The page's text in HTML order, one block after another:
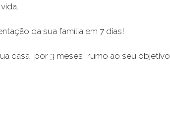
da sua família em 7 dias!
casa, por 3 meses, rumo ao seu objetivo